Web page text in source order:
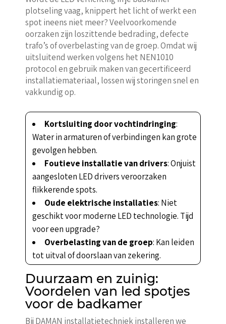
plotseling vaag, knippert het licht of werkt een
spot ineens niet meer? Veelvoorkomende
oorzaken zijn loszittende bedrading, defecte
trafo’s of overbelasting van de groep. Omdat wij
uitsluitend werken volgens het NEN1010
protocol en gebruik maken van gecertificeerd
installatiemateriaal, lossen wij storingen snel en
vakkundig op.
Kortsluiting door vochtindringing:
Water in armaturen of verbindingen kan grote
gevolgen hebben.
Foutieve installatie van drivers: Onjuist
aangesloten LED drivers veroorzaken
flikkerende spots.
Oude elektrische installaties: Niet
geschikt voor moderne LED technologie. Tijd
voor een upgrade?
Overbelasting van de groep: Kan leiden
tot uitval of doorslaan van zekering.
Duurzaam en zuinig:
Voordelen van led spotjes
voor de badkamer
Bij DAMAN installatietechniek installeren we